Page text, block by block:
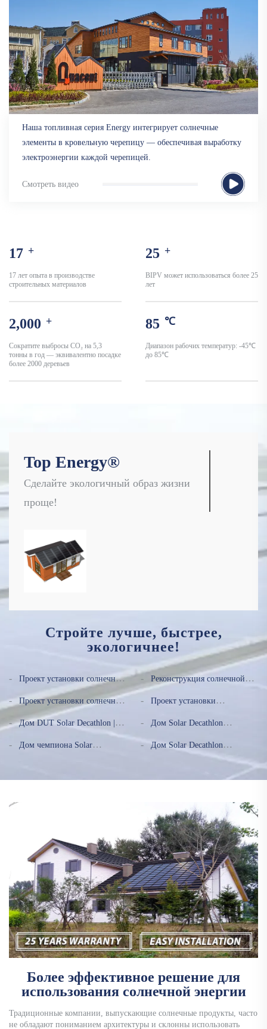
Наша топливная серия Energy интегрирует солнечные
элементы в кровельную черепицу — обеспечивая выработку
электроэнергии каждой черепицей.
Смотреть видео
17 +
17 лет опыта в производстве
строительных материалов
25 +
BIPV может использоваться более 25
лет
2,000 +
Сократите выбросы CO₂ на 5,3
тонны в год — эквивалентно посадке
более 2000 деревьев
85 ℃
Диапазон рабочих температур: -45℃
до 85℃
Top Energy®
Сделайте экологичный образ жизни
проще!
Стройте лучше, быстрее,
экологичнее!
Проект установки солнечной
черепицы на крыше мини-
дома для отдыха Far View
Реконструкция солнечной
Даляне
Проект установки солнечной
черепицы для виллы в
провинции Фуцзянь
Проект установки
Cayman с каменным
покрытием
Дом DUT Solar Decathlon |
Дом Solar Decathlon
2010
Дом чемпиона Solar
Дом Solar Decathlon
Университета Цинхуа | 2022
Более эффективное решение для
использования солнечной энергии
Традиционные компании, выпускающие солнечные продукты, часто
не обладают пониманием архитектуры и склонны использовать